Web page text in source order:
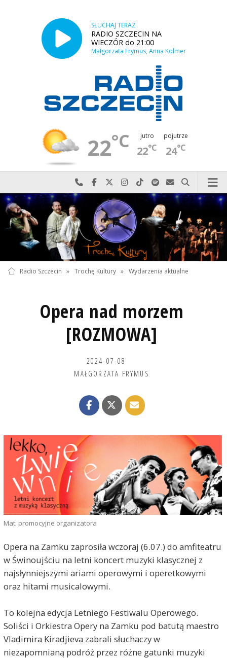
SŁUCHAJ TERAZ
RADIO SZCZECIN NA
WIECZÓR do 21:00
Małgorzata Frymus, Anna Kolmer
22°C jutro
22°C
pojutrze
24°C
Najlepiej po prostu do nas zadzwoń
Odwiedź nas na Facebook-u
Odwiedź nas na X
Odwiedź nas na Instagram-ie
Odwiedź nas na TikTok-u
Szukaj nas na Spotify
Wyślij do nas
Szukaj
Radio Szczecin » Trochę Kultury » Wydarzenia aktualne
Opera nad morzem
[ROZMOWA]
2024-07-08
MAŁGORZATA FRYMUS
Mat. promocyjne organizatora
Opera na Zamku zaprosiła wczoraj (6.07.) do amfiteatru
w Świnoujściu na letni koncert muzyki klasycznej z
najsłynniejszymi ariami operowymi i operetkowymi
oraz hitami musicalowymi.
To kolejna edycja Letniego Festiwalu Operowego.
Soliści i Orkiestra Opery na Zamku pod batutą maestro
Vladimira Kiradjieva zabrali słuchaczy w
niezapomnianą podróż przez różne gatunki muzyki